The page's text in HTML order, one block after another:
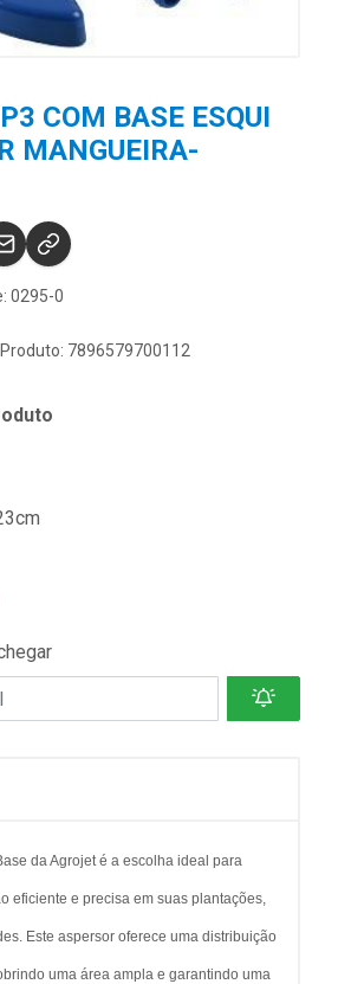
COM BASE ESQUI
MANGUEIRA-
0295-0
7896579700112
da Agrojet é a escolha ideal para
eficiente e precisa em suas plantações,
Este aspersor oferece uma distribuição
uma área ampla e garantindo uma